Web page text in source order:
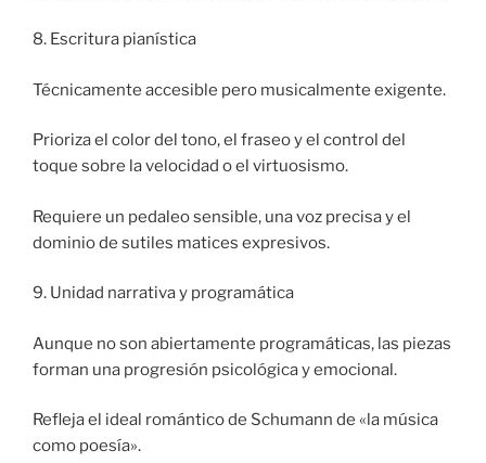
8. Escritura pianística
Técnicamente accesible pero musicalmente exigente.
Prioriza el color del tono, el fraseo y el control del
toque sobre la velocidad o el virtuosismo.
Requiere un pedaleo sensible, una voz precisa y el
dominio de sutiles matices expresivos.
9. Unidad narrativa y programática
Aunque no son abiertamente programáticas, las piezas
forman una progresión psicológica y emocional.
Refleja el ideal romántico de Schumann de «la música
como poesía».